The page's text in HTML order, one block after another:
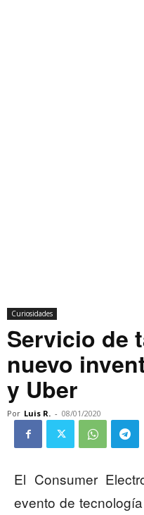
Curiosidades
Servicio de
nuevo
y Uber
Por Luis R. - 08/01/2020
El Consumer
evento de